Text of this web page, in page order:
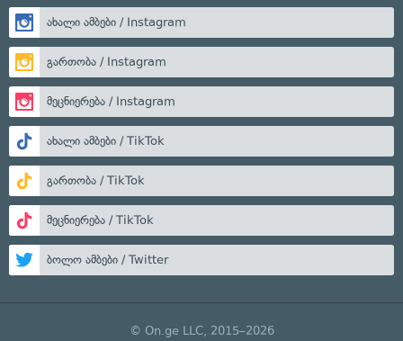
ახალი ამბები / Instagram
გართობა / Instagram
მეცნიერება / Instagram
ახალი ამბები / TikTok
გართობა / TikTok
მეცნიერება / TikTok
ბოლო ამბები / Twitter
© On.ge LLC, 2015–2026